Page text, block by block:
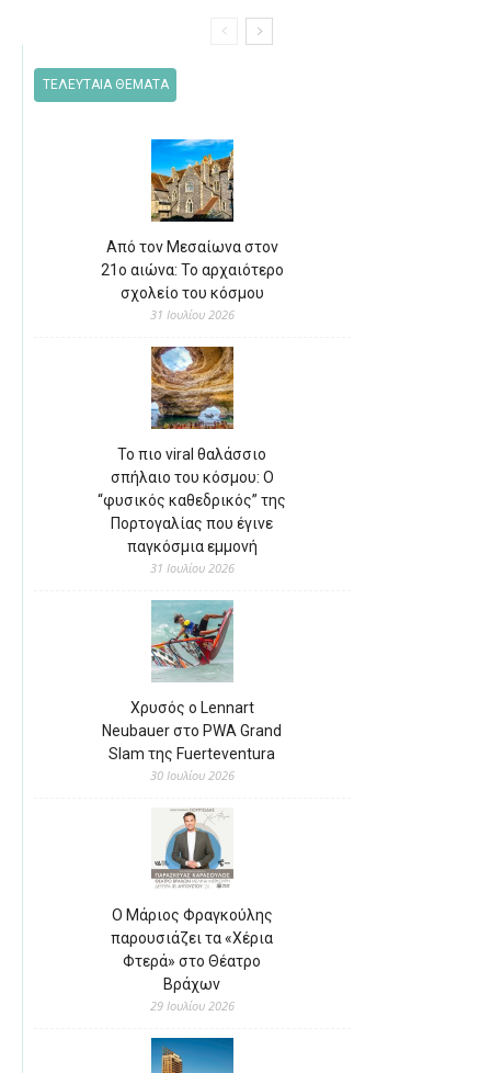
ΤΕΛΕΥΤΑΙΑ ΘΕΜΑΤΑ
Από τον Μεσαίωνα στον
21ο αιώνα: Το αρχαιότερο
σχολείο του κόσμου
31 Ιουλίου 2026
Το πιο viral θαλάσσιο
σπήλαιο του κόσμου: Ο
“φυσικός καθεδρικός” της
Πορτογαλίας που έγινε
παγκόσμια εμμονή
31 Ιουλίου 2026
Χρυσός ο Lennart
Neubauer στο PWA Grand
Slam της Fuerteventura
30 Ιουλίου 2026
Ο Μάριος Φραγκούλης
παρουσιάζει τα «Χέρια
Φτερά» στο Θέατρο
Βράχων
29 Ιουλίου 2026